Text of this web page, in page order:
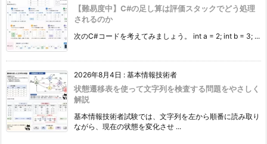
【難易度中】C#の足し算は評価スタックでどう処理
されるのか
次のC#コードを考えてみましょう。 int a = 2; int b = 3; ...
2026年8月4日 : 基本情報技術者
状態遷移表を使って文字列を検査する問題をやさしく
解説
基本情報技術者試験では、文字列を左から順番に読み取り
ながら、現在の状態を変化させ ...